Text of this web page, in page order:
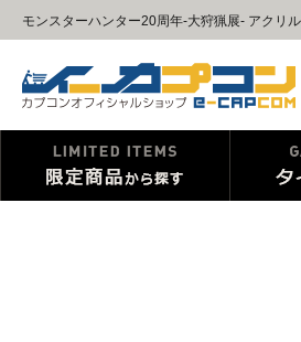
モンスターハンター20周年-大狩猟展- アクリ